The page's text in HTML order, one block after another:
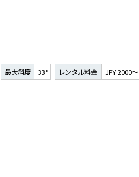
最大斜度 33° レンタル料金 JPY 2000～